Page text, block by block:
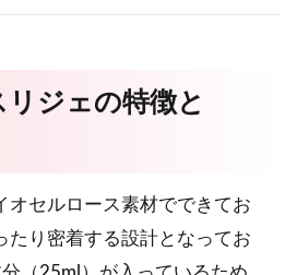
ジェの特徴と
オセルロース素材でできてお
たり密着する設計となってお